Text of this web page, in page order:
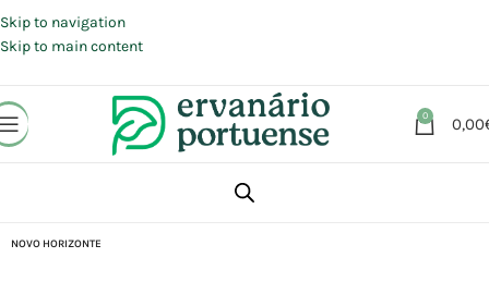
Skip to navigation
Skip to main content
0 0,00
Suplementos alimentares
NOVO HORIZONTE